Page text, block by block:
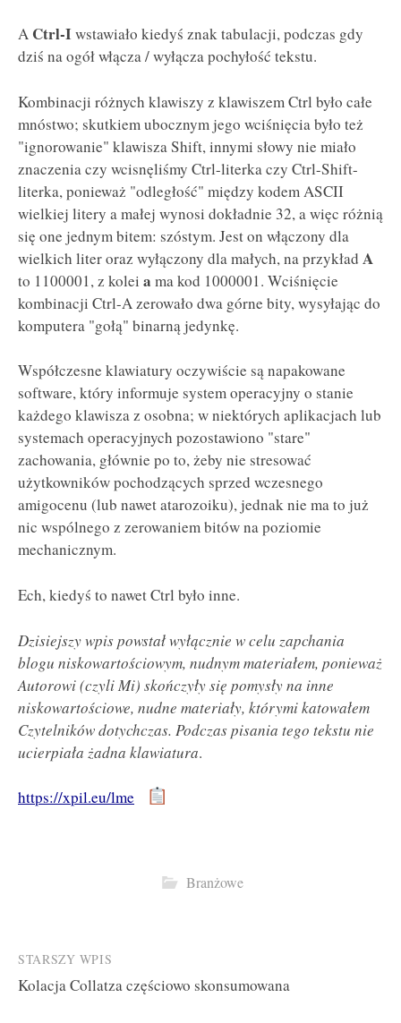
A Ctrl-Iwstawiało kiedyś znak tabulacji, podczas gdy
dziś na ogół włącza / wyłącza pochyłość tekstu.
Kombinacji różnych klawiszy z klawiszem Ctrl było całe
mnóstwo; skutkiem ubocznym jego wciśnięcia było też
"ignorowanie" klawisza Shift, innymi słowy nie miało
znaczenia czy wcisnęliśmy Ctrl-literka czy Ctrl-Shift-
literka, ponieważ "odległość" między kodem ASCII
wielkiej litery a małej wynosi dokładnie 32, a więc różnią
się one jednym bitem: szóstym. Jest on włączony dla
wielkich liter oraz wyłączony dla małych, na przykład A
to 1100001, z kolei a ma kod 1000001. Wciśnięcie
kombinacji Ctrl-A zerowało dwa górne bity, wysyłając do
komputera "gołą" binarną jedynkę.
Współczesne klawiatury oczywiście są napakowane
software, który informuje system operacyjny o stanie
każdego klawisza z osobna; w niektórych aplikacjach lub
systemach operacyjnych pozostawiono "stare"
zachowania, głównie po to, żeby nie stresować
użytkowników pochodzących sprzed wczesnego
amigocenu (lub nawet atarozoiku), jednak nie ma to już
nic wspólnego z zerowaniem bitów na poziomie
mechanicznym.
Ech, kiedyś to nawet Ctrl było inne.
Dzisiejszy wpis powstał wyłącznie w celu zapchania
blogu niskowartościowym, nudnym materiałem, ponieważ
Autorowi (czyli Mi) skończyły się pomysły na inne
niskowartościowe, nudne materiały, którymi katowałem
Czytelników dotychczas. Podczas pisania tego tekstu nie
ucierpiała żadna klawiatura.
https://xpil.eu/lme
Branżowe
Post
navigation
STARSZY WPIS
Kolacja Collatza częściowo skonsumowana